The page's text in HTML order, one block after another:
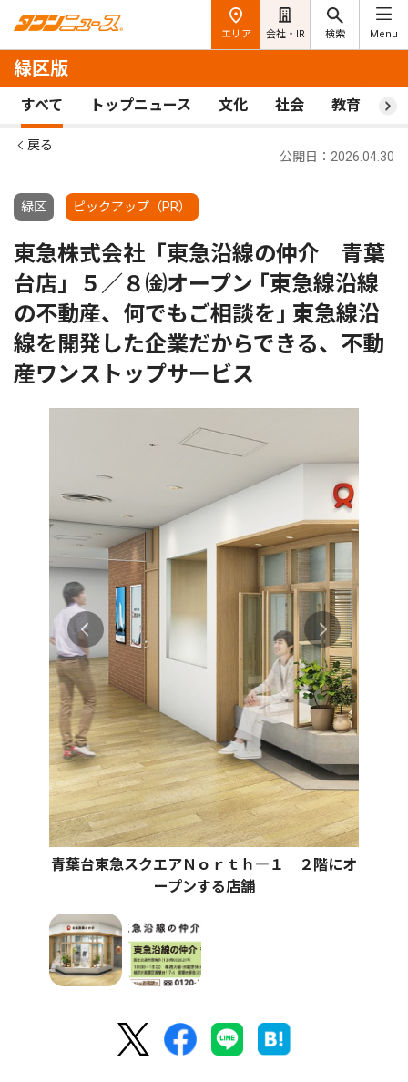
エリア 会社・IR 検索 Menu
緑区版
すべて トップニュース 文化 社会 教育 ス
戻る
緑区 ピックアップ（PR）
公開日：2026.04.30
東急株式会社「東急沿線の仲介 青葉
台店」５／８㈮オープン ｢東急線沿線
の不動産、何でもご相談を｣ 東急線沿
線を開発した企業だからできる、不動
産ワンストップサービス
青葉台東急スクエアＮｏｒｔｈ―１ ２階にオ
ープンする店舗